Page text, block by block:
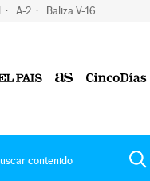
A-2 Baliza V-16